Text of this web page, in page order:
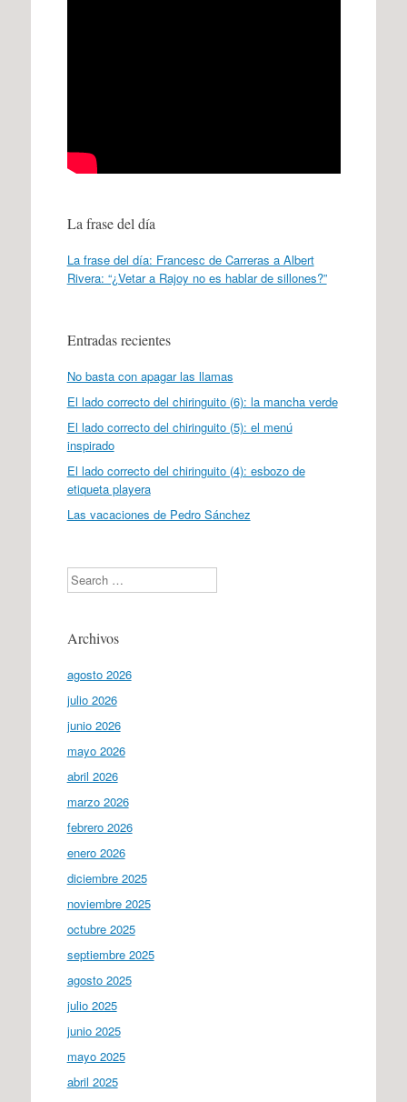
La frase del día
La frase del día: Francesc de Carreras a Albert
Rivera: “¿Vetar a Rajoy no es hablar de sillones?”
Entradas recientes
No basta con apagar las llamas
El lado correcto del chiringuito (6): la mancha verde
El lado correcto del chiringuito (5): el menú
inspirado
El lado correcto del chiringuito (4): esbozo de
etiqueta playera
Las vacaciones de Pedro Sánchez
Search
Archivos
agosto 2026
julio 2026
junio 2026
mayo 2026
abril 2026
marzo 2026
febrero 2026
enero 2026
diciembre 2025
noviembre 2025
octubre 2025
septiembre 2025
agosto 2025
julio 2025
junio 2025
mayo 2025
abril 2025